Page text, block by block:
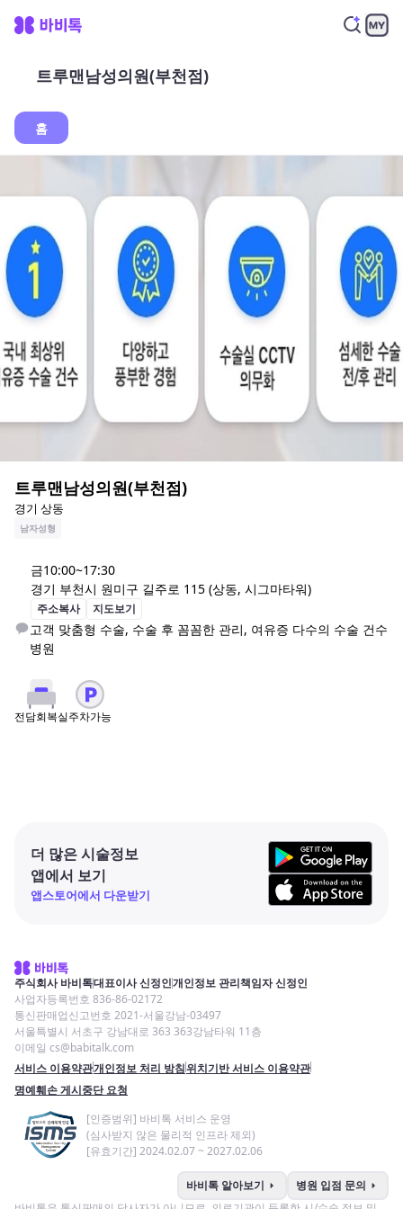
트루맨남성의원(부천점)
홈
트루맨남성의원(부천점)
경기 상동
남자성형
금10:00~17:30
경기 부천시 원미구 길주로 115 (상동, 시그마타워)
주소복사 지도보기
고객 맞춤형 수술, 수술 후 꼼꼼한 관리, 여유증 다수의 수술 건수
병원
전담회복실주차가능
더 많은 시술정보
앱에서 보기
앱스토어에서 다운받기
주식회사 바비톡대표이사 신정인개인정보 관리책임자 신정인
사업자등록번호 836-86-02172
통신판매업신고번호 2021-서울강남-03497
서울특별시 서초구 강남대로 363 363강남타워 11층
이메일 cs@babitalk.com
서비스 이용약관개인정보 처리 방침위치기반 서비스 이용약관
명예훼손 게시중단 요청
[인증범위] 바비톡 서비스 운영
(심사받지 않은 물리적 인프라 제외)
[유효기간] 2024.02.07 ~ 2027.02.06
바비톡 알아보기 arrow_right 병원 입점 문의 arrow_right